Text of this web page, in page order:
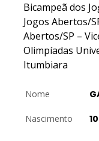
Bicampeã dos
Jogos Abertos/
Abertos/SP –
Olimpíadas
Itumbiara
Nome
Nascimento